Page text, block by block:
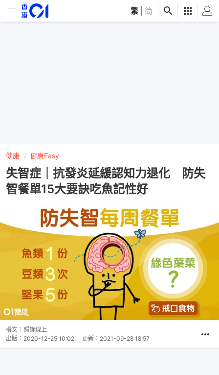
繁 简
健康 健康Easy
失智症｜抗發炎延緩認知力退化 防失
智餐單15大要訣吃魚記性好
撰文： 照護線上
出版： 2020-12-25 10:02 更新： 2021-09-28 18:57